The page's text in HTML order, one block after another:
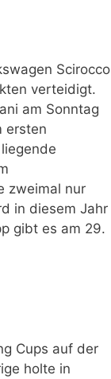
Scirocco
verteidigt.
am Sonntag
ersten
zweimal nur
in diesem Jahr
gibt es am 29.
Cups auf der
holte in